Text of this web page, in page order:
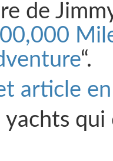
de
“.
article
yachts